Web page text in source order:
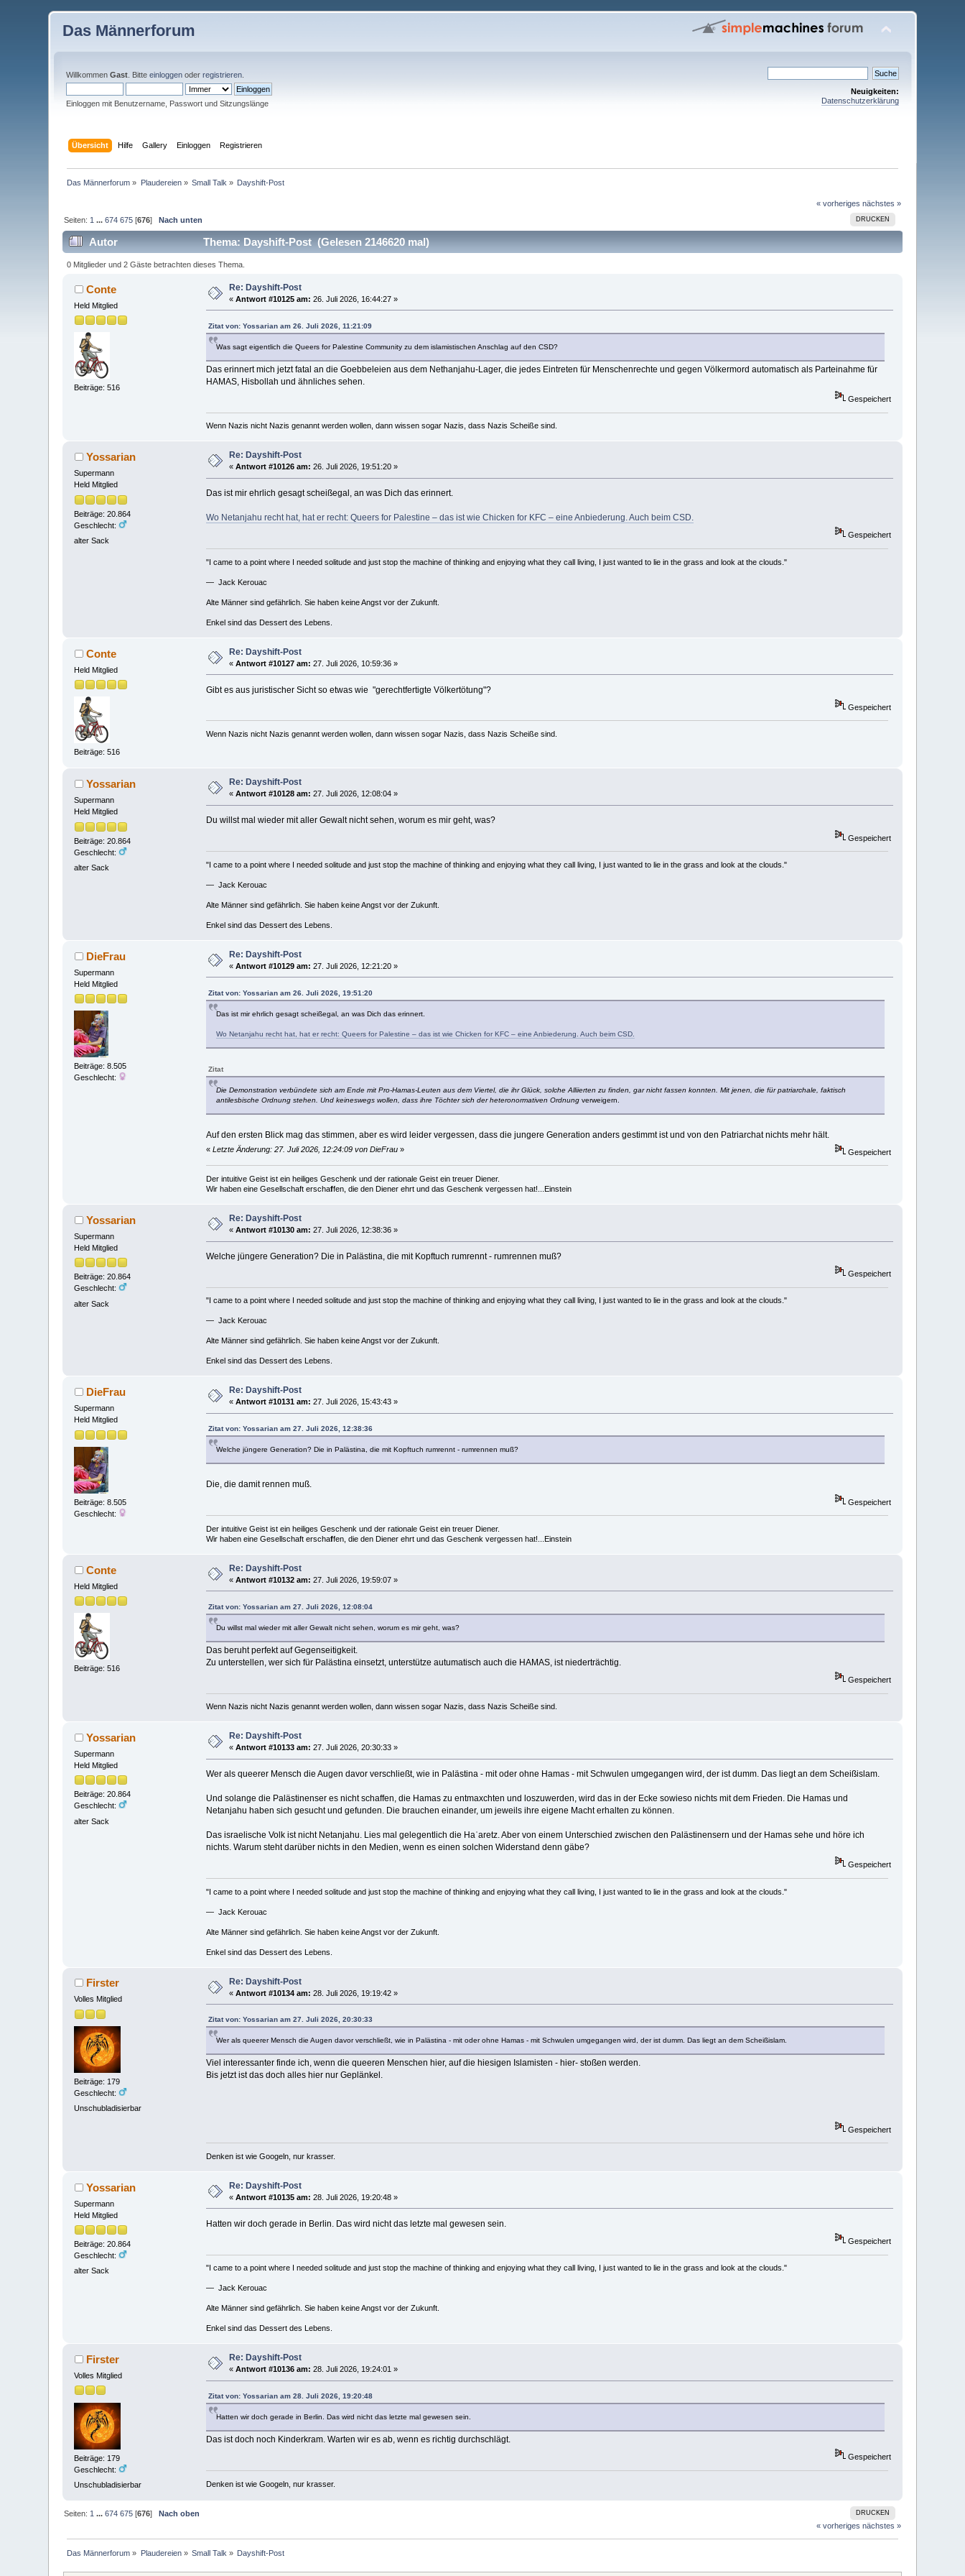
Das Männerforum
WillkommenGast . Bitteeinloggen oderregistrieren
Einloggen mit Benutzername, Passwort und Sitzungslänge
Neuigkeiten:
Datenschutzerklärung
Übersicht Hilfe Gallery Einloggen Registrieren
Das Männerforum » Plaudereien» Small Talk » Dayshift-Post
« vorheriges nächstes »
DRUCKEN
Seiten: 1 ...674 675 [676]Nach unten
Autor Thema: Dayshift-Post (Gelesen 2146620 mal)
0 Mitglieder und 2 Gäste betrachten dieses Thema.
Conte
Held Mitglied
Beiträge: 516
Re: Dayshift-Post
«Antwort #10125 am: 26. Juli 2026, 16:44:27 »
Zitat von: Yossarian am 26. Juli 2026, 11:21:09
Was sagt eigentlich die Queers for Palestine Community zu dem islamistischen Anschlag auf den CSD?
Das erinnert mich jetzt fatal an die Goebbeleien aus dem Nethanjahu-Lager, die jedes Eintreten für Menschenrechte und gegen Völkermord automatisch als Parteinahme für
HAMAS, Hisbollah und ähnliches sehen.
Gespeichert
Wenn Nazis nicht Nazis genannt werden wollen, dann wissen sogar Nazis, dass Nazis Scheiße sind.
Yossarian
Supermann
Held Mitglied
Beiträge: 20.864
Geschlecht:
alter Sack
Re: Dayshift-Post
«Antwort #10126 am: 26. Juli 2026, 19:51:20 »
Das ist mir ehrlich gesagt scheißegal, an was Dich das erinnert.
Wo Netanjahu recht hat, hat er recht: Queers for Palestine – das ist wie Chicken for KFC – eine Anbiederung. Auch beim CSD.
Gespeichert
"I came to a point where I needed solitude and just stop the machine of thinking and enjoying what they call living, I just wanted to lie in the grass and look at the clouds."
— Jack Kerouac
Alte Männer sind gefährlich. Sie haben keine Angst vor der Zukunft.
Enkel sind das Dessert des Lebens.
Conte
Held Mitglied
Beiträge: 516
Re: Dayshift-Post
«Antwort #10127 am: 27. Juli 2026, 10:59:36 »
Gibt es aus juristischer Sicht so etwas wie "gerechtfertigte Völkertötung"?
Gespeichert
Wenn Nazis nicht Nazis genannt werden wollen, dann wissen sogar Nazis, dass Nazis Scheiße sind.
Yossarian
Supermann
Held Mitglied
Beiträge: 20.864
Geschlecht:
alter Sack
Re: Dayshift-Post
«Antwort #10128 am: 27. Juli 2026, 12:08:04 »
Du willst mal wieder mit aller Gewalt nicht sehen, worum es mir geht, was?
Gespeichert
"I came to a point where I needed solitude and just stop the machine of thinking and enjoying what they call living, I just wanted to lie in the grass and look at the clouds."
— Jack Kerouac
Alte Männer sind gefährlich. Sie haben keine Angst vor der Zukunft.
Enkel sind das Dessert des Lebens.
DieFrau
Supermann
Held Mitglied
Beiträge: 8.505
Geschlecht:
Re: Dayshift-Post
«Antwort #10129 am: 27. Juli 2026, 12:21:20 »
Zitat von: Yossarian am 26. Juli 2026, 19:51:20
Das ist mir ehrlich gesagt scheißegal, an was Dich das erinnert.
Wo Netanjahu recht hat, hat er recht: Queers for Palestine – das ist wie Chicken for KFC – eine Anbiederung. Auch beim CSD.
Zitat
Die Demonstration verbündete sich am Ende mit Pro-Hamas-Leuten aus dem Viertel, die ihr Glück, solche Alliierten zu finden, gar nicht fassen konnten. Mit jenen, die für patriarchale, faktisch
antilesbische Ordnung stehen. Und keineswegs wollen, dass ihre Töchter sich der heteronormativen Ordnung verweigern.
Auf den ersten Blick mag das stimmen, aber es wird leider vergessen, dass die jungere Generation anders gestimmt ist und von den Patriarchat nichts mehr hält.
« Letzte Änderung: 27. Juli 2026, 12:24:09 von DieFrau» Gespeichert
Der intuitive Geist ist ein heiliges Geschenk und der rationale Geist ein treuer Diener.
Wir haben eine Gesellschaft erschaffen, die den Diener ehrt und das Geschenk vergessen hat!...Einstein
Yossarian
Supermann
Held Mitglied
Beiträge: 20.864
Geschlecht:
alter Sack
Re: Dayshift-Post
«Antwort #10130 am: 27. Juli 2026, 12:38:36 »
Welche jüngere Generation? Die in Palästina, die mit Kopftuch rumrennt - rumrennen muß?
Gespeichert
"I came to a point where I needed solitude and just stop the machine of thinking and enjoying what they call living, I just wanted to lie in the grass and look at the clouds."
— Jack Kerouac
Alte Männer sind gefährlich. Sie haben keine Angst vor der Zukunft.
Enkel sind das Dessert des Lebens.
DieFrau
Supermann
Held Mitglied
Beiträge: 8.505
Geschlecht:
Re: Dayshift-Post
«Antwort #10131 am: 27. Juli 2026, 15:43:43 »
Zitat von: Yossarian am 27. Juli 2026, 12:38:36
Welche jüngere Generation? Die in Palästina, die mit Kopftuch rumrennt - rumrennen muß?
Die, die damit rennen muß.
Gespeichert
Der intuitive Geist ist ein heiliges Geschenk und der rationale Geist ein treuer Diener.
Wir haben eine Gesellschaft erschaffen, die den Diener ehrt und das Geschenk vergessen hat!...Einstein
Conte
Held Mitglied
Beiträge: 516
Re: Dayshift-Post
«Antwort #10132 am: 27. Juli 2026, 19:59:07 »
Zitat von: Yossarian am 27. Juli 2026, 12:08:04
Du willst mal wieder mit aller Gewalt nicht sehen, worum es mir geht, was?
Das beruht perfekt auf Gegenseitigkeit.
Zu unterstellen, wer sich für Palästina einsetzt, unterstütze autumatisch auch die HAMAS, ist niederträchtig.
Gespeichert
Wenn Nazis nicht Nazis genannt werden wollen, dann wissen sogar Nazis, dass Nazis Scheiße sind.
Yossarian
Supermann
Held Mitglied
Beiträge: 20.864
Geschlecht:
alter Sack
Re: Dayshift-Post
«Antwort #10133 am: 27. Juli 2026, 20:30:33 »
Wer als queerer Mensch die Augen davor verschließt, wie in Palästina - mit oder ohne Hamas - mit Schwulen umgegangen wird, der ist dumm. Das liegt an dem Scheißislam.
Und solange die Palästinenser es nicht schaffen, die Hamas zu entmaxchten und loszuwerden, wird das in der Ecke sowieso nichts mit dem Frieden. Die Hamas und
Netanjahu haben sich gesucht und gefunden. Die brauchen einander, um jeweils ihre eigene Macht erhalten zu können.
Das israelische Volk ist nicht Netanjahu. Lies mal gelegentlich die Haʾaretz. Aber von einem Unterschied zwischen den Palästinensern und der Hamas sehe und höre ich
nichts. Warum steht darüber nichts in den Medien, wenn es einen solchen Widerstand denn gäbe?
Gespeichert
"I came to a point where I needed solitude and just stop the machine of thinking and enjoying what they call living, I just wanted to lie in the grass and look at the clouds."
— Jack Kerouac
Alte Männer sind gefährlich. Sie haben keine Angst vor der Zukunft.
Enkel sind das Dessert des Lebens.
Firster
Volles Mitglied
Beiträge: 179
Geschlecht:
Unschubladisierbar
Re: Dayshift-Post
«Antwort #10134 am: 28. Juli 2026, 19:19:42 »
Zitat von: Yossarian am 27. Juli 2026, 20:30:33
Wer als queerer Mensch die Augen davor verschließt, wie in Palästina - mit oder ohne Hamas - mit Schwulen umgegangen wird, der ist dumm. Das liegt an dem Scheißislam.
Viel interessanter finde ich, wenn die queeren Menschen hier, auf die hiesigen Islamisten - hier- stoßen werden.
Bis jetzt ist das doch alles hier nur Geplänkel.
Gespeichert
Denken ist wie Googeln, nur krasser.
Yossarian
Supermann
Held Mitglied
Beiträge: 20.864
Geschlecht:
alter Sack
Re: Dayshift-Post
«Antwort #10135 am: 28. Juli 2026, 19:20:48 »
Hatten wir doch gerade in Berlin. Das wird nicht das letzte mal gewesen sein.
Gespeichert
"I came to a point where I needed solitude and just stop the machine of thinking and enjoying what they call living, I just wanted to lie in the grass and look at the clouds."
— Jack Kerouac
Alte Männer sind gefährlich. Sie haben keine Angst vor der Zukunft.
Enkel sind das Dessert des Lebens.
Firster
Volles Mitglied
Beiträge: 179
Geschlecht:
Unschubladisierbar
Re: Dayshift-Post
«Antwort #10136 am: 28. Juli 2026, 19:24:01 »
Zitat von: Yossarian am 28. Juli 2026, 19:20:48
Hatten wir doch gerade in Berlin. Das wird nicht das letzte mal gewesen sein.
Das ist doch noch Kinderkram. Warten wir es ab, wenn es richtig durchschlägt.
Gespeichert
Denken ist wie Googeln, nur krasser.
DRUCKEN
Seiten: 1 ...674 675 [676]
Nach oben
« vorheriges nächstes »
Das Männerforum » Plaudereien» Small Talk » Dayshift-Post